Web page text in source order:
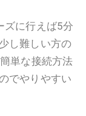
ズに行えば5分
し難しい方の
単な接続方法
でやりやすい